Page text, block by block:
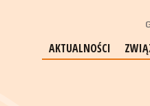
AKTUALNOŚCI